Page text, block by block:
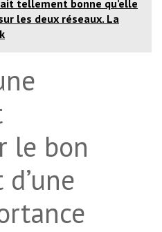
tellement bonne qu’elle
les deux réseaux. La
le bon